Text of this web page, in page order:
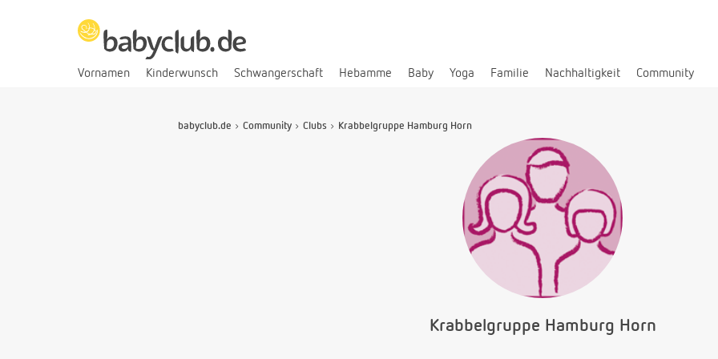
Vornamen Kinderwunsch Schwangerschaft Hebamme Baby Yoga Familie Nachhaltigkeit Community
babyclub.de Community Clubs Krabbelgruppe Hamburg Horn
Krabbelgruppe Hamburg Horn